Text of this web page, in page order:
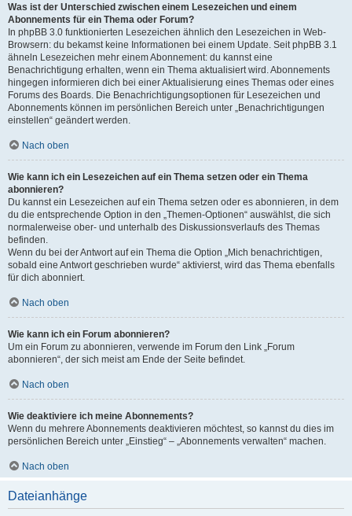
Was ist der Unterschied zwischen einem Lesezeichen und einem
Abonnements für ein Thema oder Forum?
In phpBB 3.0 funktionierten Lesezeichen ähnlich den Lesezeichen in Web-
Browsern: du bekamst keine Informationen bei einem Update. Seit phpBB 3.1
ähneln Lesezeichen mehr einem Abonnement: du kannst eine
Benachrichtigung erhalten, wenn ein Thema aktualisiert wird. Abonnements
hingegen informieren dich bei einer Aktualisierung eines Themas oder eines
Forums des Boards. Die Benachrichtigungsoptionen für Lesezeichen und
Abonnements können im persönlichen Bereich unter „Benachrichtigungen
einstellen“ geändert werden.
Nach oben
Wie kann ich ein Lesezeichen auf ein Thema setzen oder ein Thema
abonnieren?
Du kannst ein Lesezeichen auf ein Thema setzen oder es abonnieren, in dem
du die entsprechende Option in den „Themen-Optionen“ auswählst, die sich
normalerweise ober- und unterhalb des Diskussionsverlaufs des Themas
befinden.
Wenn du bei der Antwort auf ein Thema die Option „Mich benachrichtigen,
sobald eine Antwort geschrieben wurde“ aktivierst, wird das Thema ebenfalls
für dich abonniert.
Nach oben
Wie kann ich ein Forum abonnieren?
Um ein Forum zu abonnieren, verwende im Forum den Link „Forum
abonnieren“, der sich meist am Ende der Seite befindet.
Nach oben
Wie deaktiviere ich meine Abonnements?
Wenn du mehrere Abonnements deaktivieren möchtest, so kannst du dies im
persönlichen Bereich unter „Einstieg“ – „Abonnements verwalten“ machen.
Nach oben
Dateianhänge